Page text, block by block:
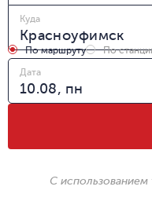
Куда
По маршруту По
Дата
С